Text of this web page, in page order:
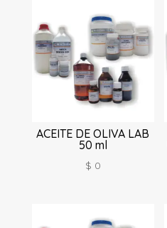
ACEITE DE OLIVA LAB
50 ml
$ 0